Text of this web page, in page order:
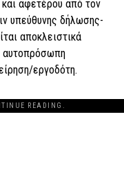
αφετέρου από τον
υπεύθυνης δήλωσης-
αποκλειστικά
αυτοπρόσωπη
εργοδότη.
READING.